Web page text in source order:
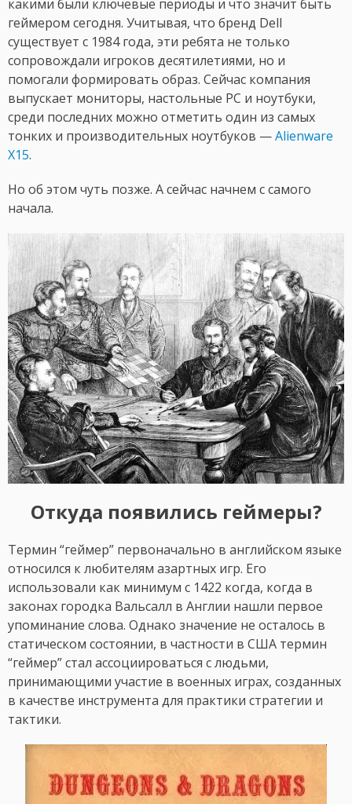
какими были ключевые периоды и что значит быть
геймером сегодня. Учитывая, что бренд Dell
существует с 1984 года, эти ребята не только
сопровождали игроков десятилетиями, но и
помогали формировать образ. Сейчас компания
выпускает мониторы, настольные PC и ноутбуки,
среди последних можно отметить один из самых
тонких и производительных ноутбуков —Alienware
X15.
Но об этом чуть позже. А сейчас начнем с самого
начала.
Откуда появились геймеры?
Термин “геймер” первоначально в английском языке
относился к любителям азартных игр. Его
использовали как минимум с 1422 когда, когда в
законах городка Вальсалл в Англии нашли первое
упоминание слова. Однако значение не осталось в
статическом состоянии, в частности в США термин
“геймер” стал ассоциироваться с людьми,
принимающими участие в военных играх, созданных
в качестве инструмента для практики стратегии и
тактики.